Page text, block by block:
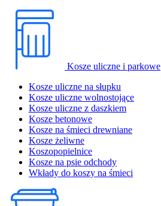
Kosze uliczne i parkowe
Kosze uliczne na słupku
Kosze uliczne wolnostojące
Kosze uliczne z daszkiem
Kosze betonowe
Kosze na śmieci drewniane
Kosze żeliwne
Koszopopielnice
Kosze na psie odchody
Wkłady do koszy na śmieci